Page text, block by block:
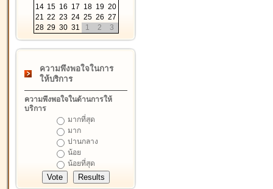
14 15 16 17 18 19 20
21 22 23 24 25 26 27
28 29 30 31 1 2 3
ความพึงพอใจในการ
ให้บริการ
ความพึงพอใจในด้านการให้
บริการ
มากที่สุด
มาก
ปานกลาง
น้อย
น้อยที่สุด